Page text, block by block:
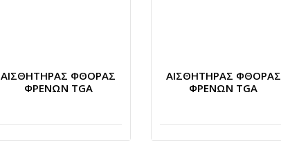
ΑΙΣΘΗΤΗΡΑΣ ΦΘΟΡΑΣ
ΦΡΕΝΩΝ TGA
ΑΙΣΘΗΤΗΡΑΣ ΦΘΟΡΑΣ
ΦΡΕΝΩΝ TGA